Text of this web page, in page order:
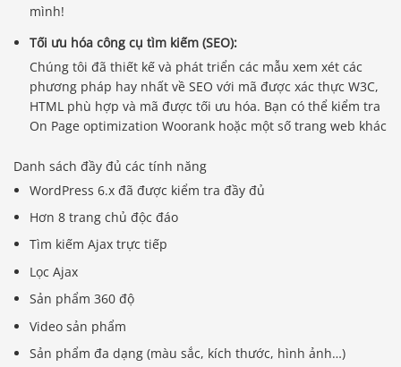
mình!
Tối ưu hóa công cụ tìm kiếm (SEO):
Chúng tôi đã thiết kế và phát triển các mẫu xem xét các
phương pháp hay nhất về SEO với mã được xác thực W3C,
HTML phù hợp và mã được tối ưu hóa. Bạn có thể kiểm tra
On Page optimization Woorank hoặc một số trang web khác
Danh sách đầy đủ các tính năng
WordPress 6.x đã được kiểm tra đầy đủ
Hơn 8 trang chủ độc đáo
Tìm kiếm Ajax trực tiếp
Lọc Ajax
Sản phẩm 360 độ
Video sản phẩm
Sản phẩm đa dạng (màu sắc, kích thước, hình ảnh…)